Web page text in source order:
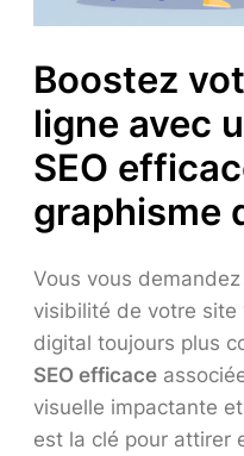
Boostez
ligne avec
SEO
graphisme
Vous vous
visibilité de votre
digital toujours plus
SEO efficace
visuelle impactante
est la clé pour attirer